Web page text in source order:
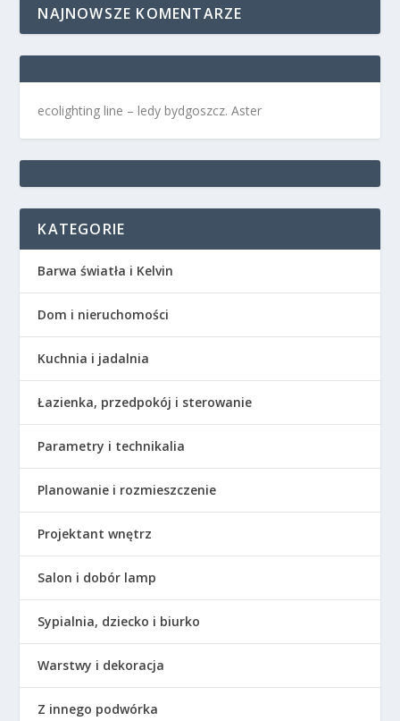
NAJNOWSZE KOMENTARZE
ecolighting line – ledy bydgoszcz. Aster
KATEGORIE
Barwa światła i Kelvin
Dom i nieruchomości
Kuchnia i jadalnia
Łazienka, przedpokój i sterowanie
Parametry i technikalia
Planowanie i rozmieszczenie
Projektant wnętrz
Salon i dobór lamp
Sypialnia, dziecko i biurko
Warstwy i dekoracja
Z innego podwórka